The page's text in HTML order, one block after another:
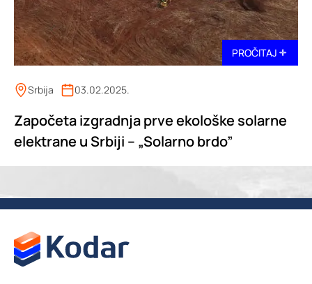
PROČITAJ
Srbija 03.02.2025.
Započeta izgradnja prve ekološke solarne
elektrane u Srbiji – „Solarno brdo”